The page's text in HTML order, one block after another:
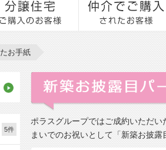
お手紙
ポラスグループではご成約いただ
まいでのお祝いとして「新築お披
5件